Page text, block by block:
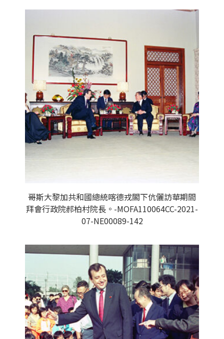
哥斯大黎加共和國總統喀德戎閣下伉儷訪華期間
拜會行政院郝柏村院長。-MOFA110064CC-2021-
07-NE00089-142